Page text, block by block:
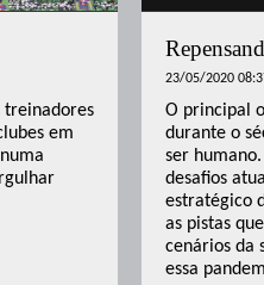
treinadores
em
23/05/2020
O principal
durante o
ser
desafios
estratégico
as pistas
cenários da
essa